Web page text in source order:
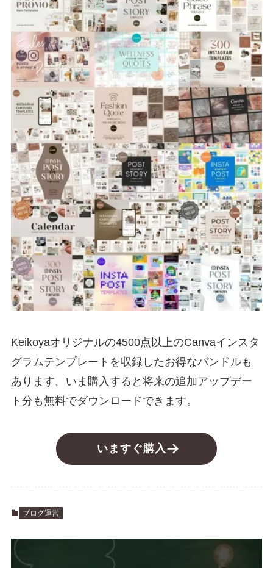
Keikoyaオリジナルの4500点以上のCanvaインスタ
グラムテンプレートを収録したお得なバンドルも
あります。いま購入すると将来の追加アップデー
ト分も無料でダウンロードできます。
いますぐ購入
ブログ運営